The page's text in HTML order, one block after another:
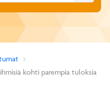
kohti parempia tuloksia